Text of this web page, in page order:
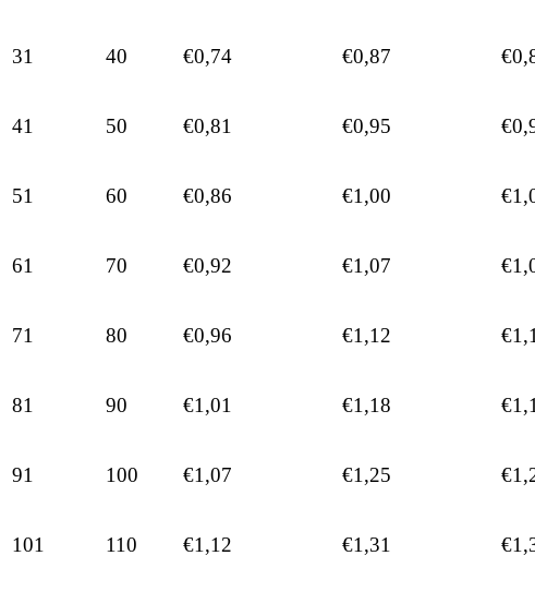
31 40 €0,74 €0,87
41 50 €0,81 €0,95
51 60 €0,86 €1,00
61 70 €0,92 €1,07
71 80 €0,96 €1,12
81 90 €1,01 €1,18
91 100 €1,07 €1,25
101 110 €1,12 €1,31